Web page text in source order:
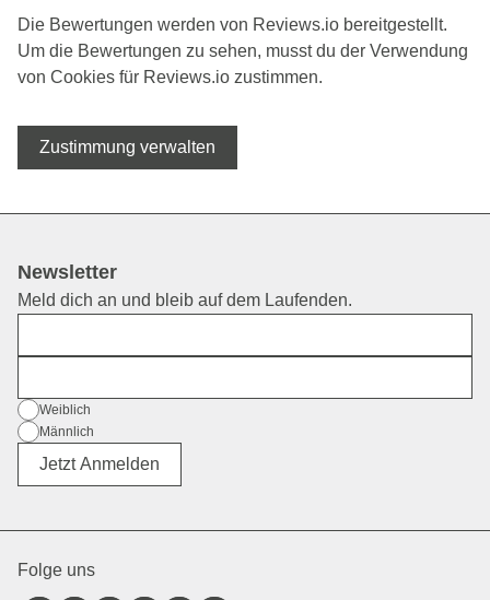
Die Bewertungen werden von Reviews.io bereitgestellt.
Um die Bewertungen zu sehen, musst du der Verwendung
von Cookies für Reviews.io zustimmen.
Zustimmung verwalten
Newsletter
Meld dich an und bleib auf dem Laufenden.
Geschlecht
Weiblich
Männlich
Divers
Jetzt Anmelden
Folge uns